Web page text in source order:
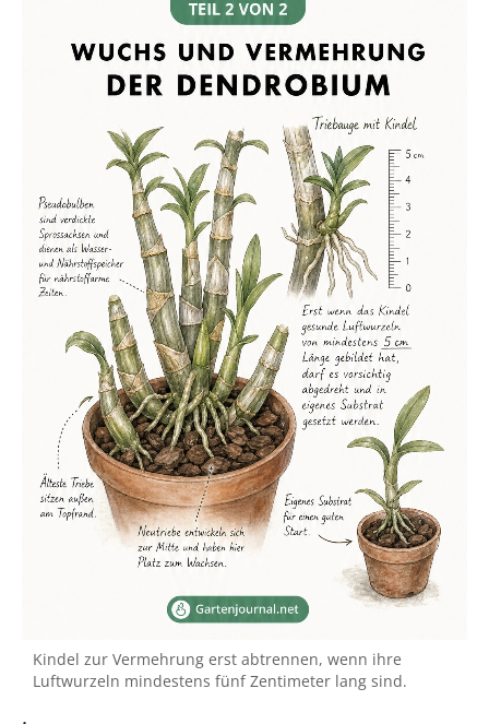
Kindel zur Vermehrung erst abtrennen, wenn ihre
Luftwurzeln mindestens fünf Zentimeter lang sind.